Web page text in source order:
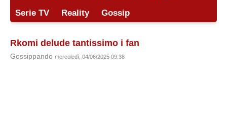
Serie TV
Reality Gossip
Rkomi delude tantissimo i fan
Gossippando mercoledì, 04/06/2025 09:38